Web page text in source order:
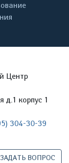
Центр
д.1 корпус 1
304-30-39
ЗАДАТЬ ВОПРОС